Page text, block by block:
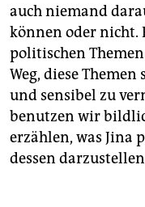
auch niemand
können oder nicht.
politischen
Weg, diese
und sensibel zu
benutzen wir
erzählen, was Jina
dessen